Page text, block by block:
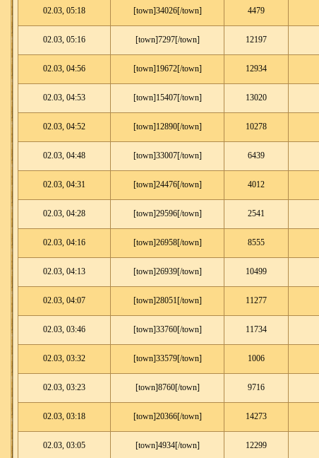
02.03, 05:18 [town]34026[/town] 4479
02.03, 05:16 [town]7297[/town] 12197
02.03, 04:56 [town]19672[/town] 12934
02.03, 04:53 [town]15407[/town] 13020
02.03, 04:52 [town]12890[/town] 10278
02.03, 04:48 [town]33007[/town] 6439
02.03, 04:31 [town]24476[/town] 4012
02.03, 04:28 [town]29596[/town] 2541
02.03, 04:16 [town]26958[/town] 8555
02.03, 04:13 [town]26939[/town] 10499
02.03, 04:07 [town]28051[/town] 11277
02.03, 03:46 [town]33760[/town] 11734
02.03, 03:32 [town]33579[/town] 1006
02.03, 03:23 [town]8760[/town] 9716
02.03, 03:18 [town]20366[/town] 14273
02.03, 03:05 [town]4934[/town] 12299